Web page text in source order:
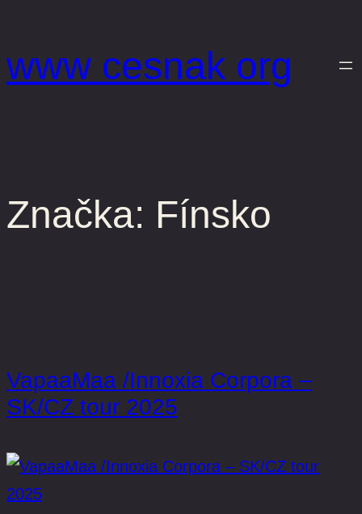
obsah
www cesnak org
Značka: Fínsko
VapaaMaa /Innoxia Corpora –
SK/CZ tour 2025